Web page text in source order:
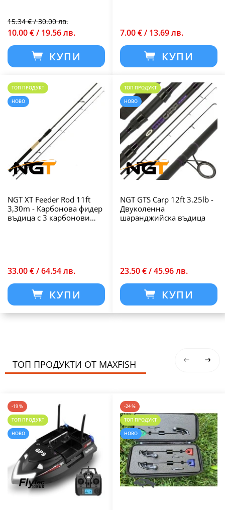
15.34 € / 30.00 лв.
10.00 € / 19.56 лв.
КУПИ
7.00 € / 13.69 лв.
КУПИ
ТОП ПРОДУКТ
НОВО
NGT XT Feeder Rod 11ft
3,30m - Карбонова фидер
въдица с 3 карбонови
33.00 € / 64.54 лв.
КУПИ
ТОП ПРОДУКТ
НОВО
NGT GTS Carp 12ft 3.25lb -
Двуколенна
шаранджийска въдица
23.50 € / 45.96 лв.
КУПИ
ТОП ПРОДУКТИ ОТ MAXFISH
-19 %
ТОП ПРОДУКТ
НОВО
-24 %
ТОП ПРОДУКТ
НОВО